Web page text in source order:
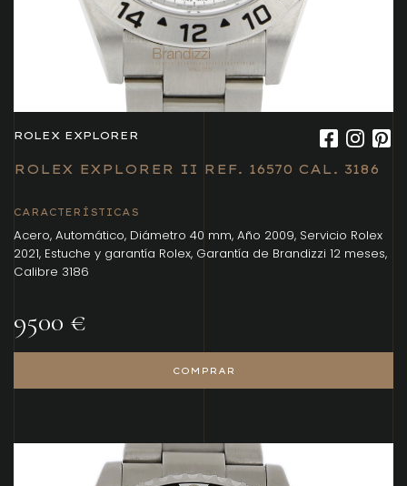
ROLEX EXPLORER
ROLEX EXPLORER II REF. 16570 CAL. 3186
CARACTERÍSTICAS
Acero, Automático, Diámetro 40 mm, Año 2009, Servicio Rolex
2021, Estuche y garantía Rolex, Garantía de Brandizzi 12 meses,
Calibre 3186
9500 €
COMPRAR